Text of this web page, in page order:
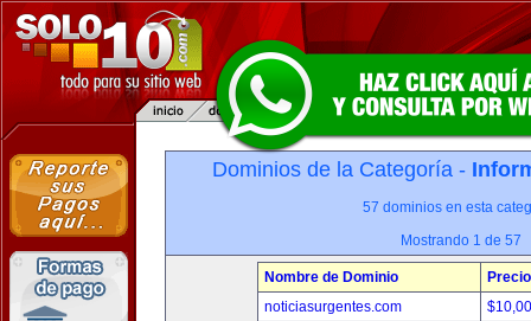
Dominios de la Categoría -
57 dominios en esta
Mostrando 1 de 57
Nombre de Dominio
Precio
noticiasurgentes.com